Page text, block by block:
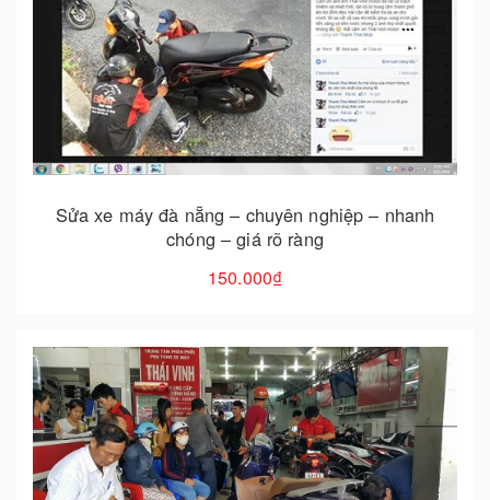
Sửa xe máy đà nẵng – chuyên nghiệp – nhanh
chóng – giá rõ ràng
150.000₫
Cho vào giỏ hàng